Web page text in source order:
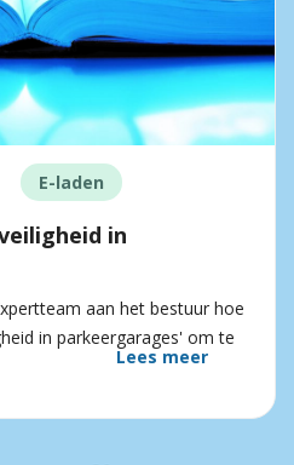
E-laden
in
aan het bestuur hoe
in parkeergarages' om te
Lees meer